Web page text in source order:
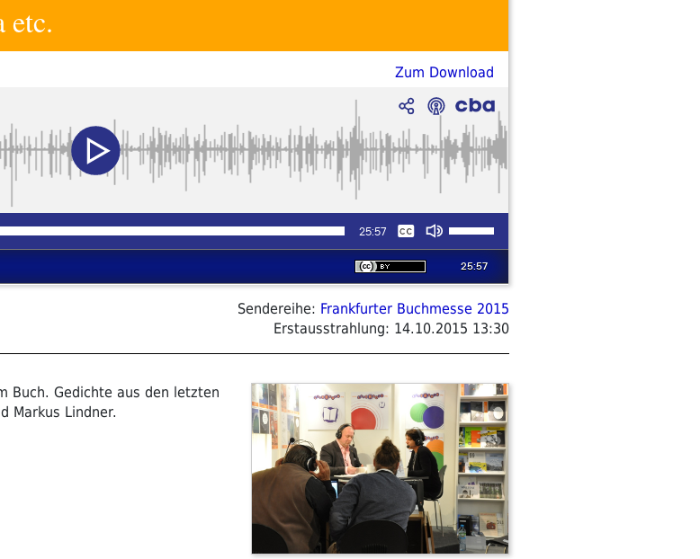
Zum Download
Sendereihe: Frankfurter Buchmesse 2015
Erstausstrahlung: 14.10.2015 13:30
Buch. Gedichte aus den letzten
Markus Lindner.